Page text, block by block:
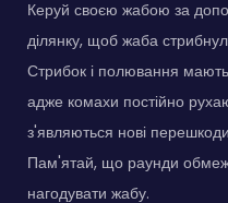
Керуй своєю жабою за
ділянку, щоб жаба
Стрибок і полювання
адже комахи постійно
з'являються нові
Пам'ятай, що раунди
нагодувати жабу.